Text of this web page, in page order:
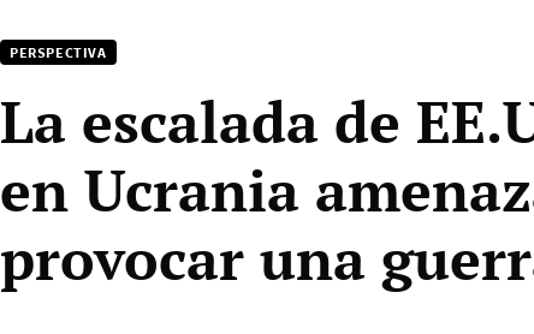
PERSPECTIVA
La escalada de
en Ucrania
provocar una